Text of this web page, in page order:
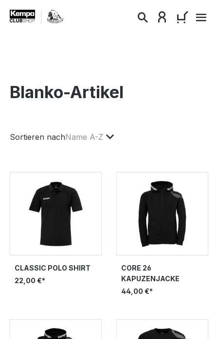
springen
Blanko-Artikel
Sortieren nachName A-Z
CLASSIC POLO SHIRT
22,00 €*
CORE 26
KAPUZENJACKE
44,00 €*